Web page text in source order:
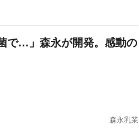
で…」森永が開発。感動の
森永乳業